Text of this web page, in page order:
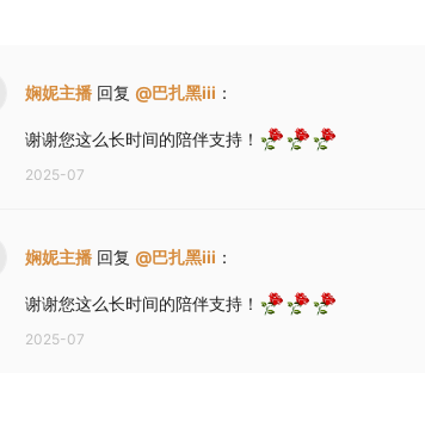
娴妮主播 回复 @巴扎黑iii ：
谢谢您这么长时间的陪伴支持！
2025-07
娴妮主播 回复 @巴扎黑iii ：
谢谢您这么长时间的陪伴支持！
2025-07